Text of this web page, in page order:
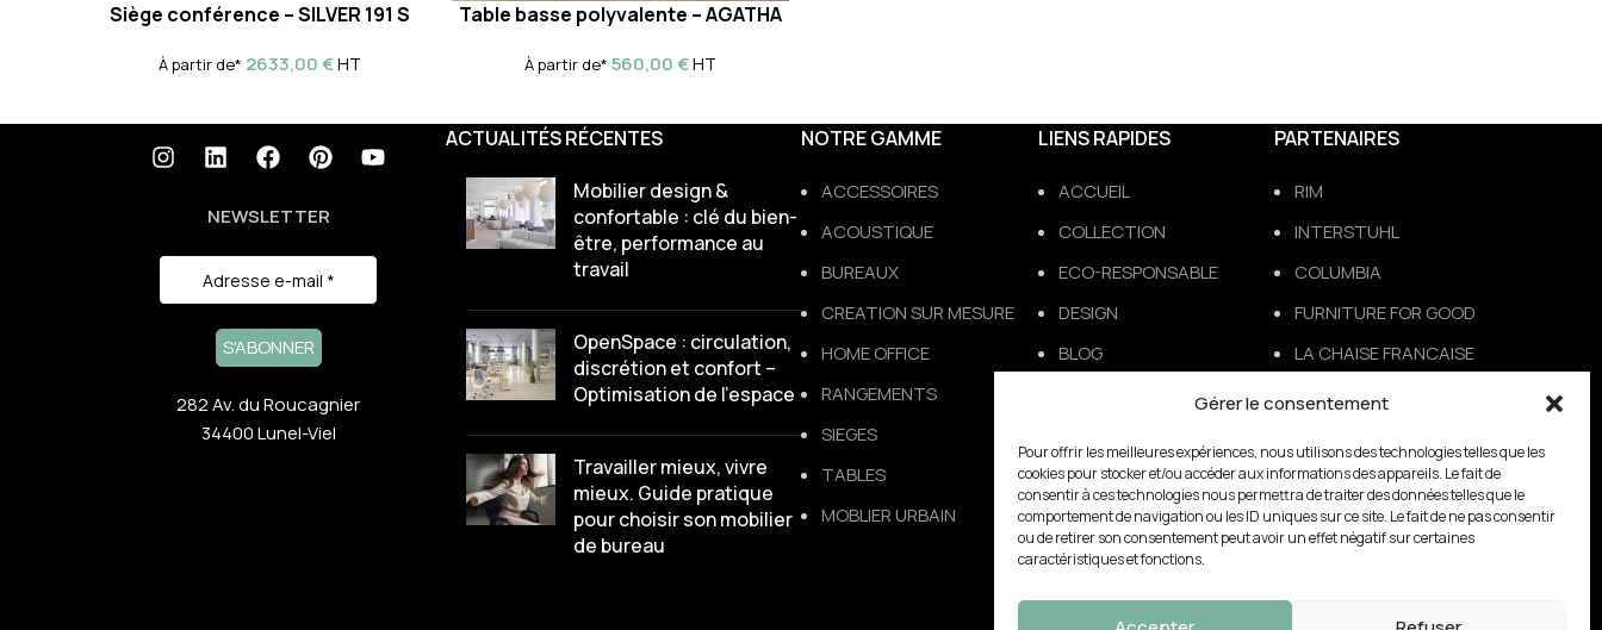
Gérer le consentement
Pour offrir les meilleures expériences, nous utilisons des technologies telles que les
cookies pour stocker et/ou accéder aux informations des appareils. Le fait de
consentir à ces technologies nous permettra de traiter des données telles que le
comportement de navigation ou les ID uniques sur ce site. Le fait de ne pas consentir
ou de retirer son consentement peut avoir un effet négatif sur certaines
caractéristiques et fonctions.
Siège conférence – SILVER 191 S
À partir de* 2633,00€HT
Table basse polyvalente – AGATHA
À partir de* 560,00€HT
NEWSLETTER
282 Av. du Roucagnier
34400 Lunel-Viel
ACTUALITÉS RÉCENTES
Mobilier design &
confortable : clé du bien-
être, performance au
travail
OpenSpace : circulation,
discrétion et confort –
Optimisation de l’espace
Travailler mieux, vivre
mieux. Guide pratique
pour choisir son mobilier
de bureau
NOTRE GAMME
ACCESSOIRES
ACOUSTIQUE
BUREAUX
CREATION SUR MESURE
HOME OFFICE
RANGEMENTS
SIEGES
TABLES
MOBLIER URBAIN
LIENS RAPIDES
ACCUEIL
COLLECTION
ECO-RESPONSABLE
DESIGN
BLOG
CATALOGUES
MENTIONS LÉGALES
C.G.V
PARTENAIRES
RIM
INTERSTUHL
COLUMBIA
FURNITURE FOR GOOD
LA CHAISE FRANCAISE
MABIKA
CLEN
ALEA